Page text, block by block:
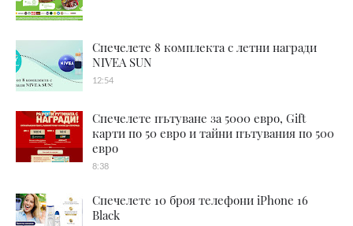
Спечелете 8 комплекта с летни награди
NIVEA SUN
12:54
Спечелете пътуване за 5000 евро, Gift
карти по 50 евро и тайни пътувания по 500
евро
8:38
Спечелете 10 броя телефони iPhone 16
Black